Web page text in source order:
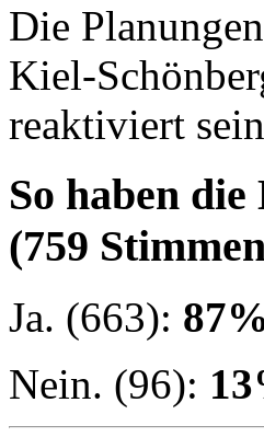
Die
Kiel-
reaktiviert
So haben
(759
Ja. (663):
Nein. (96):